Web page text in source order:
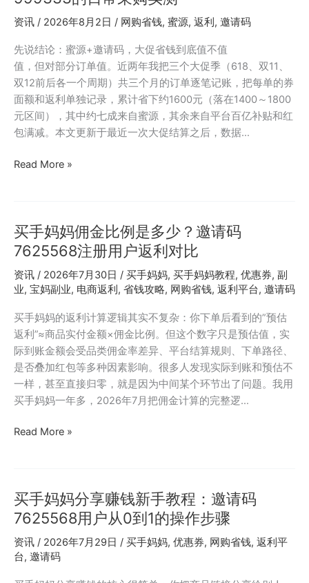
册
后
怎
么
选
品？
不
品
比
例
差
异
详
资讯 / 2026年8月2日 / 网购省钱, 蜜源, 返利 , 邀请码
先说结论：蜜源+邀请码，大促省钱到底值不值
值，但对部分订单值。近两年我把三个大促季（618、双11、
双12前后各一个周期）共三个月的订单逐笔记账，把每单的券
面额和返利单独记录，累计省下约1600元（落在1400～1800
元区间），其中约七成来自蜜源，其余来自平台百亿补贴和红
包满减。本文更新于最近一次大促结算之后，数据…
日
么
买
划
算？
蜜
源
邀
请
999333
日
实
测
Read More »
买手妈妈佣金比例是多少？邀请码
7625568注册用户返利对比
资讯 / 2026年7月30日 / 买手妈妈, 买手妈妈教程, 优惠券, 副
业, 宝妈副业, 电商返利 , 省钱攻略, 网购省钱, 返利平台, 邀请码
买手妈妈的返利计算逻辑其实不复杂：你下单后看到的”预估
返利”≈商品实付金额×佣金比例。但这个数字只是预估值，实
际到账金额会受品类佣金率差异、平台结算规则、下单路径、
是否叠加红包等多种因素影响。很多人发现实际到账和预估不
一样，甚至直接归零，就是因为中间某个环节出了问题。我用
买手妈妈一年多，2026年7月把佣金计算的完整逻…
买
佣
金
例
是
Read More »
买手妈妈分享赚钱新手教程：邀请码
7625568用户从0到1的操作步骤
资讯 / 2026年7月29日 / 买手妈妈, 优惠券, 网购省钱, 返利平
台, 邀请码